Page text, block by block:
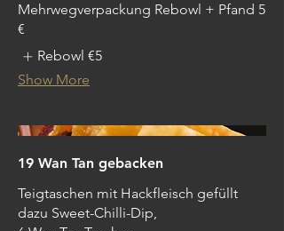
Mehrwegverpackung Rebowl + Pfand 5
€
Rebowl €5
Show More
19 Wan Tan gebacken
Teigtaschen mit Hackfleisch gefüllt
dazu Sweet-Chilli-Dip,